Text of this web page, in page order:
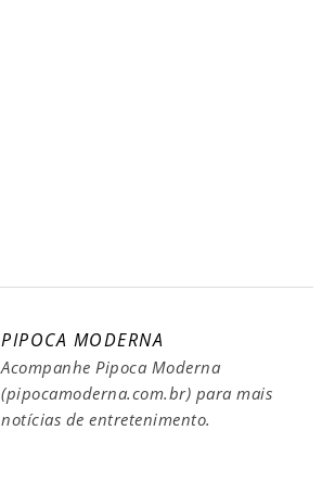
PIPOCA MODERNA
Acompanhe Pipoca Moderna
(pipocamoderna.com.br) para mais
notícias de entretenimento.